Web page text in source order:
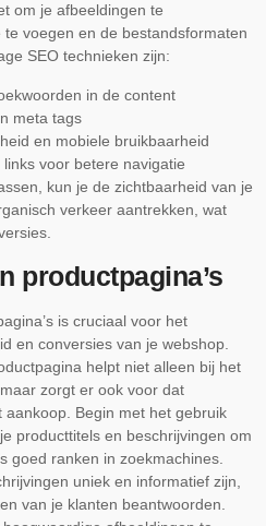
om je afbeeldingen te
voegen en de bestandsformaten
SEO technieken zijn:
in de content
meta tags
en mobiele bruikbaarheid
voor betere navigatie
kun je de zichtbaarheid van je
verkeer aantrekken, wat
productpagina’s
is cruciaal voor het
en conversies van je webshop.
helpt niet alleen bij het
zorgt er ook voor dat
Begin met het gebruik
producttitels en beschrijvingen om
goed ranken in zoekmachines.
uniek en informatief zijn,
van je klanten beantwoorden.